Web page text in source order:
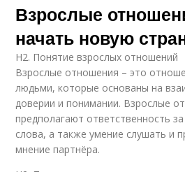
Взрослые
начать новую
H2. Понятие взрослых отношений
Взрослые отношения – это
людьми, которые основаны на
доверии и понимании. Взрослые
предполагают ответственность
слова, а также умение слушать и
мнение партнёра.